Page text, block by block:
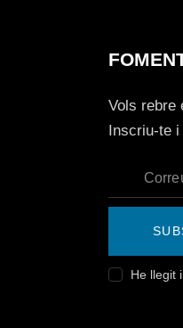
Vols rebre
Inscriu-te i
He llegit